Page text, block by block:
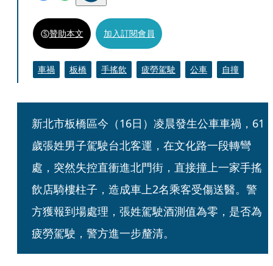
贊助本文 加入訂閱會員
車禍 板橋 手搖飲 疲勞駕駛 公車 自撞
新北市板橋區今（16日）凌晨發生公車車禍，61
歲張姓男子駕駛台北客運，在文化路一段轉彎
處，突然失控直衝進北門街，直接撞上一家手搖
飲店騎樓柱子，造成車上2名乘客受傷送醫。警
方獲報到場處理，張姓駕駛酒測值為零，是否為
疲勞駕駛，警方進一步釐清。